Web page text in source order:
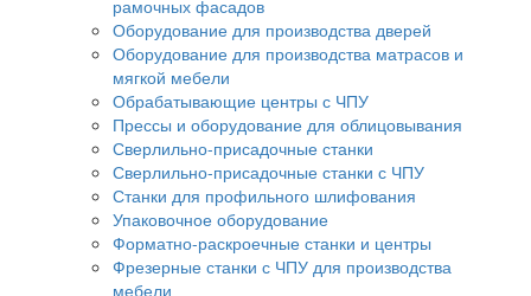
рамочных фасадов
Оборудование для производства дверей
Оборудование для производства матрасов и
мягкой мебели
Обрабатывающие центры с ЧПУ
Прессы и оборудование для облицовывания
Сверлильно-присадочные станки
Сверлильно-присадочные станки с ЧПУ
Станки для профильного шлифования
Упаковочное оборудование
Форматно-раскроечные станки и центры
Фрезерные станки с ЧПУ для производства
мебели